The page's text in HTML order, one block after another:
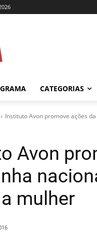
CATEGORIAS
Instituto Avon promove ações
Avon
mulher